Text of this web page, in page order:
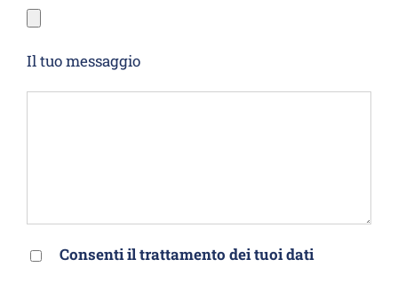
Il tuo messaggio
Consenti il trattamento dei tuoi dati